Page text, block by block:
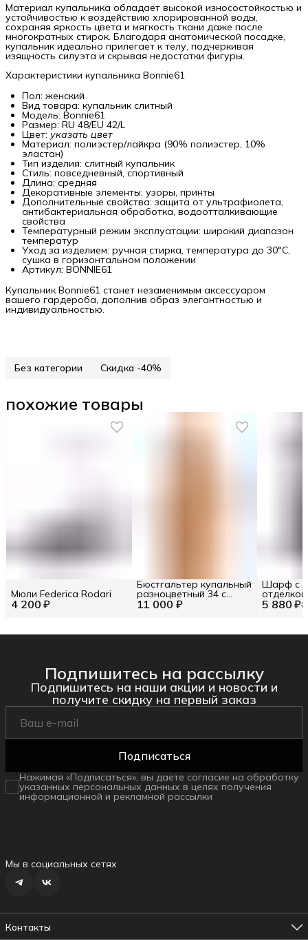
Материал купальника обладает высокой износостойкостью и
устойчивостью к воздействию хлорированной воды,
сохраняя яркость цвета и мягкость ткани даже после
многократных стирок. Благодаря анатомической посадке,
купальник идеально прилегает к телу, подчеркивая
изящность силуэта и скрывая недостатки фигуры.
Характеристики купальника Bonnie61
Пол: женский
Вид товара: купальник слитный
Модель: Bonnie61
Размер: RU 48/EU 42/L
Цвет: указать цвет
Материал: полиэстер/лайкра (90% полиэстер, 10%
эластан)
Тип изделия: слитный купальник
Стиль: повседневный, спортивный
Длина: средняя
Декоративные элементы: узоры, принты
Дополнительные свойства: защита от ультрафиолета,
антибактериальная обработка, водоотталкивающие
свойства
Температурный режим эксплуатации: широкий диапазон
температур
Уход за изделием: ручная стирка, температура до 30°C,
сушка в горизонтальном положении
Артикул: BONNIE61
Купальник Bonnie61 станет незаменимым аксессуаром
вашего гардероба, дополнив образ элегантностью и
индивидуальностью.
Без категории Скидка -40%
похожие товары
4 200 ₽
Мюли Federica Rodari
11 000 ₽
Бюстгальтер купальный
разноцветный 34 с
принтом треугольный 5 880 ₽
Шарф с
Подпишитесь на рассылку
Подпишитесь на наши акции и новости и
получите скидку на первый заказ
Подписаться
Нажимая «Подписаться», вы даете согласие на обработку
указанных персональных данных в целях получения
информационной и рекламной рассылки
Мы в социальных сетях
Контакты